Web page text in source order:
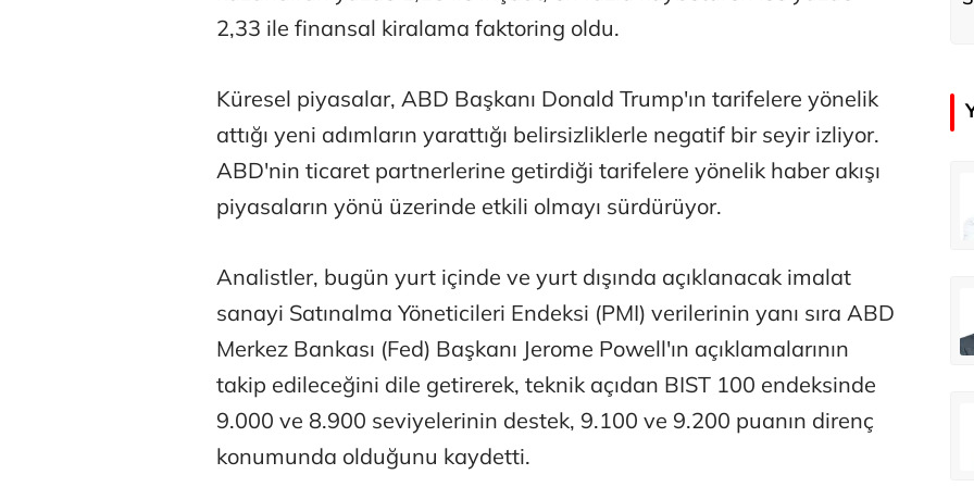
2,33 ile finansal kiralama faktoring oldu.
Küresel piyasalar, ABD Başkanı Donald Trump'ın tarifelere yönelik
attığı yeni adımların yarattığı belirsizliklerle negatif bir seyir izliyor.
ABD'nin ticaret partnerlerine getirdiği tarifelere yönelik haber akışı
piyasaların yönü üzerinde etkili olmayı sürdürüyor.
Analistler, bugün yurt içinde ve yurt dışında açıklanacak imalat
sanayi Satınalma Yöneticileri Endeksi (PMI) verilerinin yanı sıra ABD
Merkez Bankası (Fed) Başkanı Jerome Powell'ın açıklamalarının
takip edileceğini dile getirerek, teknik açıdan BIST 100 endeksinde
9.000 ve 8.900 seviyelerinin destek, 9.100 ve 9.200 puanın direnç
konumunda olduğunu kaydetti.
Osman Gençer
Futbol Federasyonu İzmirspor’u dinler mi?
Prof. Dr. Mahmut Özer
İnsan-ı Kâmilden Erdemli Şehre: İslam Düşüncesinde Adalet-II
Tunca Bengin
MİT’den CIA’ye de mesaj...
Hakkı Öcal
Ali Eyüboğlu